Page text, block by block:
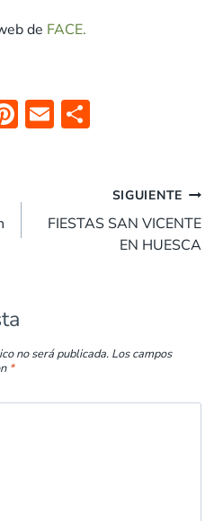
de FACE.
Pi
es
t
E
ar
SIGUIENTE
FIESTAS SAN VICENTE
EN HUESCA
no será publicada. Los campos
*